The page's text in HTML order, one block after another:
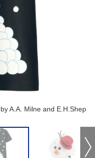
A.A. Milne and E.H.Shep